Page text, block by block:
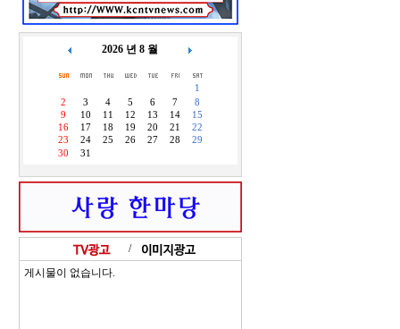
2026 년 8 월
1
2
3 4 5 6 7
8
9
10 11 12 13 14
15
16
17 18 19 20 21
22
23
24 25 26 27 28
29
30
31